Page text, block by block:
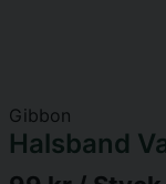
Gibbon
Halsband